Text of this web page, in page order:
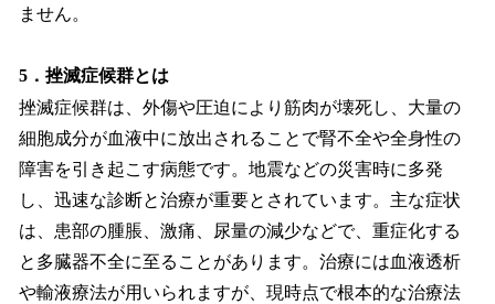
ません。
5．挫滅症候群とは
挫滅症候群は、外傷や圧迫により筋肉が壊死し、大量の
細胞成分が血液中に放出されることで腎不全や全身性の
障害を引き起こす病態です。地震などの災害時に多発
し、迅速な診断と治療が重要とされています。主な症状
は、患部の腫脹、激痛、尿量の減少などで、重症化する
と多臓器不全に至ることがあります。治療には血液透析
や輸液療法が用いられますが、現時点で根本的な治療法